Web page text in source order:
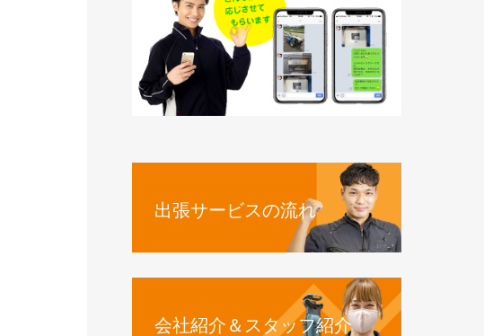
出張サービスの流れ
会社紹介＆スタッフ紹介